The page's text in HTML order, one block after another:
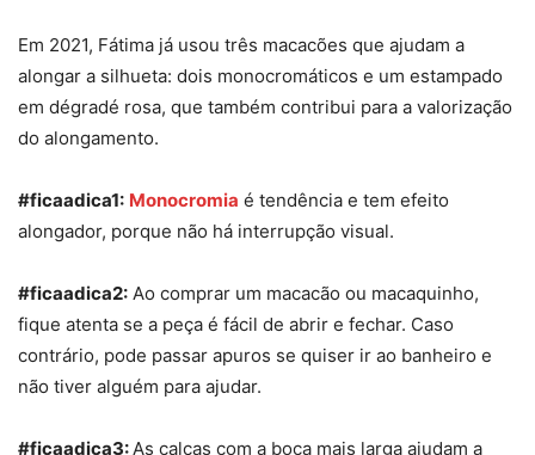
Em 2021, Fátima já usou três macacões que ajudam a
alongar a silhueta: dois monocromáticos e um estampado
em dégradé rosa, que também contribui para a valorização
do alongamento.
#ficaadica1: Monocromia é tendência e tem efeito
alongador, porque não há interrupção visual.
#ficaadica2: Ao comprar um macacão ou macaquinho,
fique atenta se a peça é fácil de abrir e fechar. Caso
contrário, pode passar apuros se quiser ir ao banheiro e
não tiver alguém para ajudar.
#ficaadica3:As calças com a boca mais larga ajudam a